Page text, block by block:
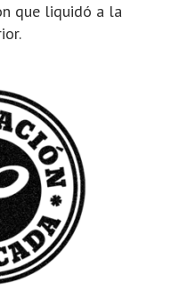
que liquidó a la